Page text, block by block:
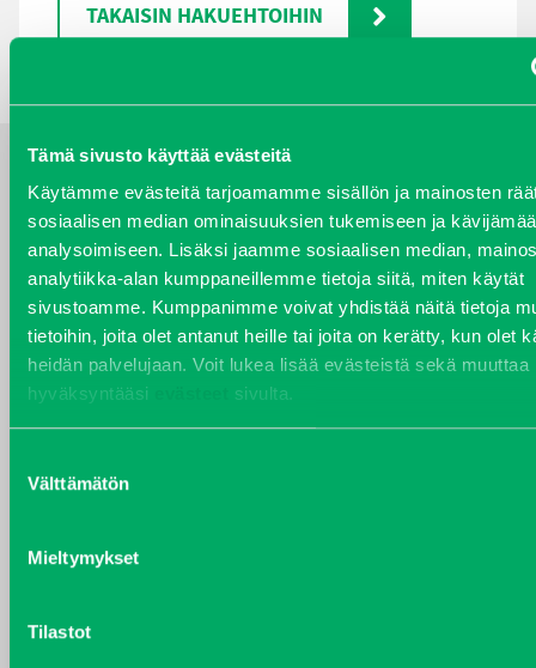
Tämä sivusto käyttää evästeitä
Käytämme evästeitä tarjoamamme sisällön ja mainosten
sosiaalisen median ominaisuuksien tukemiseen ja
analysoimiseen. Lisäksi jaamme sosiaalisen median,
analytiikka-alan kumppaneillemme tietoja siitä, miten käytät
sivustoamme. Kumppanimme voivat yhdistää näitä tietoja
tietoihin, joita olet antanut heille tai joita on kerätty, kun olet
heidän palvelujaan. Voit lukea lisää evästeistä sekä muuttaa
hyväksyntääsi
sivulta.
valinta
Välttämätön
Mieltymykset
Tilastot
TAKAISIN HAKUEHTOIHIN
YHTEYSTIEDOT
VARAOSAT
Varaosat
Puh 020 7458 686